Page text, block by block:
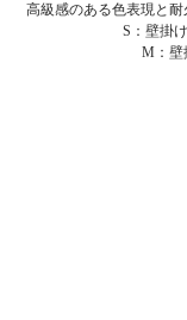
高級感のある色表現と
S：壁掛
​M：壁